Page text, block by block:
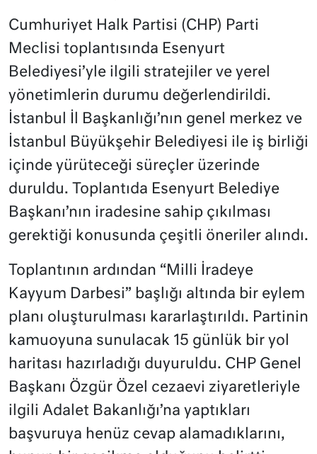
Cumhuriyet Halk Partisi (CHP) Parti
Meclisi toplantısında Esenyurt
Belediyesi’yle ilgili stratejiler ve yerel
yönetimlerin durumu değerlendirildi.
İstanbul İl Başkanlığı’nın genel merkez ve
İstanbul Büyükşehir Belediyesi ile iş birliği
içinde yürüteceği süreçler üzerinde
duruldu. Toplantıda Esenyurt Belediye
Başkanı’nın iradesine sahip çıkılması
gerektiği konusunda çeşitli öneriler alındı.
Toplantının ardından “Milli İradeye
Kayyum Darbesi” başlığı altında bir eylem
planı oluşturulması kararlaştırıldı. Partinin
kamuoyuna sunulacak 15 günlük bir yol
haritası hazırladığı duyuruldu. CHP Genel
Başkanı Özgür Özel cezaevi ziyaretleriyle
ilgili Adalet Bakanlığı’na yaptıkları
başvuruya henüz cevap alamadıklarını,